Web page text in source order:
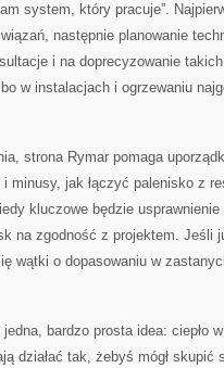
system, który pracuje”.
następnie planowanie
i na doprecyzowanie
w instalacjach i ogrzewaniu
strona Rymar pomaga
minusy, jak łączyć palenisko z
kluczowe będzie
na zgodność z projektem. Jeśli
wątki o dopasowaniu w
bardzo prosta idea: ciepło
działać tak, żebyś mógł